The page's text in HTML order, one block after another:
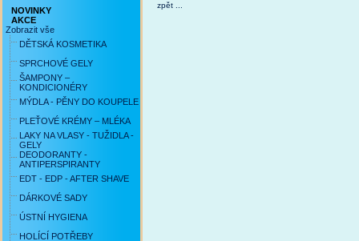
NOVINKY
AKCE
Zobrazit vše
DĚTSKÁ KOSMETIKA
SPRCHOVÉ GELY
ŠAMPONY –
KONDICIONÉRY
MÝDLA - PĚNY DO KOUPELE
PLEŤOVÉ KRÉMY – MLÉKA
LAKY NA VLASY - TUŽIDLA -
GELY
DEODORANTY -
ANTIPERSPIRANTY
EDT - EDP - AFTER SHAVE
DÁRKOVÉ SADY
ÚSTNÍ HYGIENA
HOLÍCÍ POTŘEBY
zpět ...